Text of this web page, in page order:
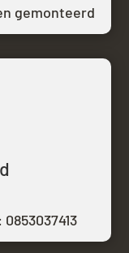
gemonteerd
0853037413